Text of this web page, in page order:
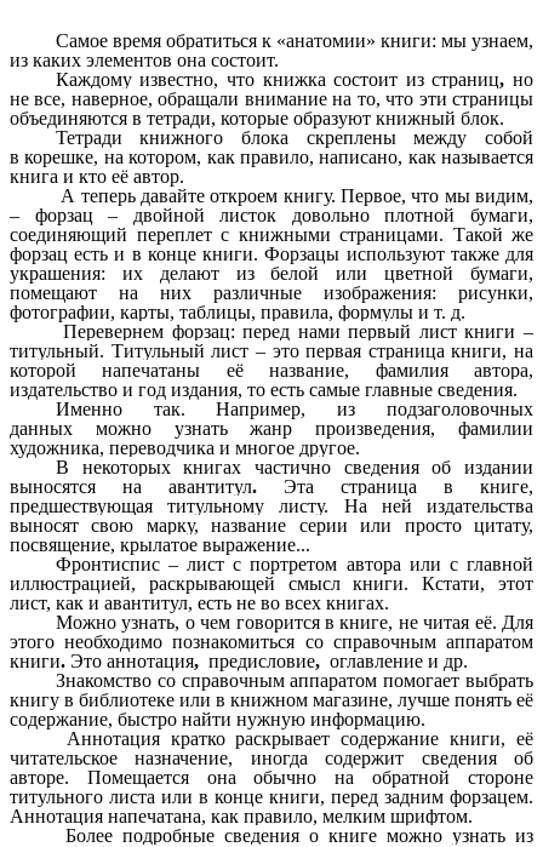
Самое время обратиться к «анатомии» книги: мы узнаем,
из каких элементов она состоит.
Каждому известно, что книжка состоит из страниц, но
не все, наверное, обращали внимание на то, что эти страницы
объединяются в тетради, которые образуют книжный блок.
Тетради книжного блока скреплены между собой
в корешке, на котором, как правило, написано, как называется
книга и кто её автор.
А теперь давайте откроем книгу. Первое, что мы видим,
– форзац
– двойной листок довольно плотной бумаги,
соединяющий переплет с книжными страницами. Такой же
форзац есть и в конце книги. Форзацы используют также для
украшения: их делают из белой или цветной бумаги,
помещают на них различные изображения: рисунки,
фотографии, карты, таблицы, правила, формулы и т. д.
Перевернем форзац: перед нами первый лист книги –
титульный. Титульный лист – это первая страница книги, на
которой напечатаны её название, фамилия автора,
издательство и год издания, то есть самые главные сведения.
Именно так. Например, из подзаголовочных
данных можно узнать жанр произведения, фамилии
художника, переводчика и многое другое.
В некоторых книгах частично сведения об издании
выносятся на авантитул. Эта страница в книге,
предшествующая титульному листу. На ней издательства
выносят свою марку, название серии или просто цитату,
посвящение, крылатое выражение...
Фронтиспис – лист с портретом автора или с главной
иллюстрацией, раскрывающей смысл книги. Кстати, этот
лист, как и авантитул, есть не во всех книгах.
Можно узнать, о чем говорится в книге, не читая её. Для
этого необходимо познакомиться со справочным аппаратом
книги. Это аннотация, предисловие, оглавление и др.
Знакомство со справочным аппаратом помогает выбрать
книгу в библиотеке или в книжном магазине, лучше понять её
содержание, быстро найти нужную информацию.
Аннотация кратко раскрывает содержание книги, её
читательское назначение, иногда содержит сведения об
авторе. Помещается она обычно на обратной стороне
титульного листа или в конце книги, перед задним форзацем.
Аннотация напечатана, как правило, мелким шрифтом.
Более подробные сведения о книге можно узнать из